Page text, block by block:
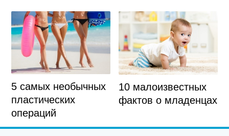
5 самых необычных
пластических
операций
10 малоизвестных
фактов о младенцах